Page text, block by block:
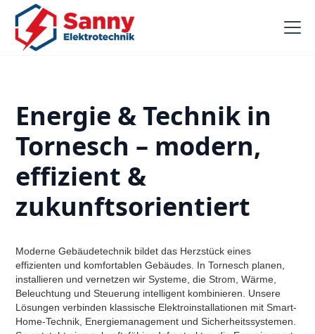
Energie & Technik in
Tornesch – modern,
effizient &
zukunftsorientiert
Moderne Gebäudetechnik bildet das Herzstück eines
effizienten und komfortablen Gebäudes. In Tornesch planen,
installieren und vernetzen wir Systeme, die Strom, Wärme,
Beleuchtung und Steuerung intelligent kombinieren. Unsere
Lösungen verbinden klassische Elektroinstallationen mit Smart-
Home-Technik, Energiemanagement und Sicherheitssystemen.